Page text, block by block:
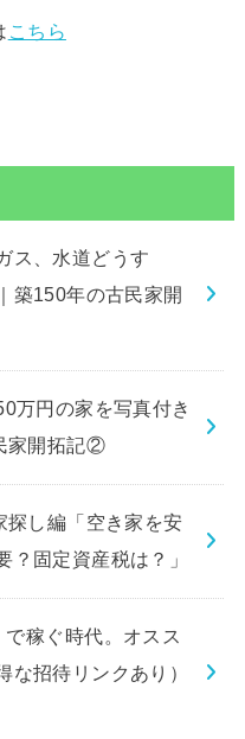
こちら
ス、水道どうす
築150年の古民家開
万円の家を写真付き
家開拓記②
し編「空き家を安
？固定資産税は？」
稼ぐ時代。オスス
な招待リンクあり）